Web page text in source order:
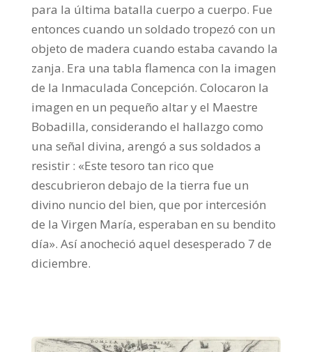
para la última batalla cuerpo a cuerpo. Fue
entonces cuando un soldado tropezó con un
objeto de madera cuando estaba cavando la
zanja. Era una tabla flamenca con la imagen
de la Inmaculada Concepción. Colocaron la
imagen en un pequeño altar y el Maestre
Bobadilla, considerando el hallazgo como
una señal divina, arengó a sus soldados a
resistir : «Este tesoro tan rico que
descubrieron debajo de la tierra fue un
divino nuncio del bien, que por intercesión
de la Virgen María, esperaban en su bendito
día». Así anocheció aquel desesperado 7 de
diciembre.